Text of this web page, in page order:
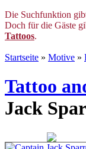
Die Suchfunktion
Doch für die Gäste
Tattoos.
Startseite » Motive »
Tattoo
Jack